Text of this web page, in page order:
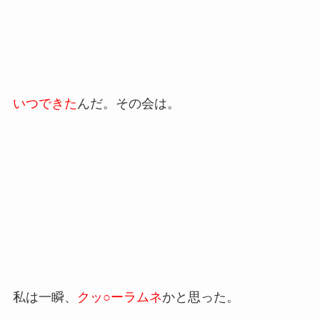
いつできた んだ。その会は。
私は一瞬、 クッ○ーラムネかと思った。